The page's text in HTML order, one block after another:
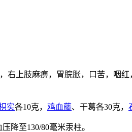
上肢麻痹，胃脘胀，口苦，咽
实各10克， 鸡血藤、干葛各30克，
降至130/80毫米汞柱。